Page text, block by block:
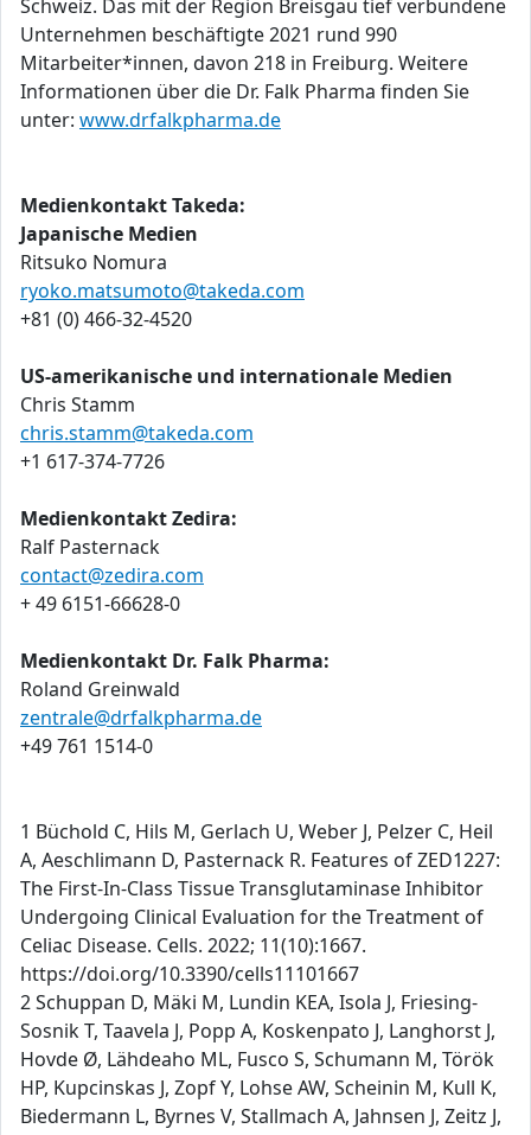
Schweiz. Das mit der Region Breisgau tief verbundene
Unternehmen beschäftigte 2021 rund 990
Mitarbeiter*innen, davon 218 in Freiburg. Weitere
Informationen über die Dr. Falk Pharma finden Sie
unter: www.drfalkpharma.de
Medienkontakt Takeda:
Japanische Medien
Ritsuko Nomura
ryoko.matsumoto@takeda.com
+81 (0) 466-32-4520
US-amerikanische und internationale Medien
Chris Stamm
chris.stamm@takeda.com
+1 617-374-7726
Medienkontakt Zedira:
Ralf Pasternack
contact@zedira.com
+ 49 6151-66628-0
Medienkontakt Dr. Falk Pharma:
Roland Greinwald
zentrale@drfalkpharma.de
+49 761 1514-0
1 Büchold C, Hils M, Gerlach U, Weber J, Pelzer C, Heil
A, Aeschlimann D, Pasternack R. Features of ZED1227:
The First-In-Class Tissue Transglutaminase Inhibitor
Undergoing Clinical Evaluation for the Treatment of
Celiac Disease. Cells. 2022; 11(10):1667.
https://doi.org/10.3390/cells11101667
2 Schuppan D, Mäki M, Lundin KEA, Isola J, Friesing-
Sosnik T, Taavela J, Popp A, Koskenpato J, Langhorst J,
Hovde Ø, Lähdeaho ML, Fusco S, Schumann M, Török
HP, Kupcinskas J, Zopf Y, Lohse AW, Scheinin M, Kull K,
Biedermann L, Byrnes V, Stallmach A, Jahnsen J, Zeitz J,